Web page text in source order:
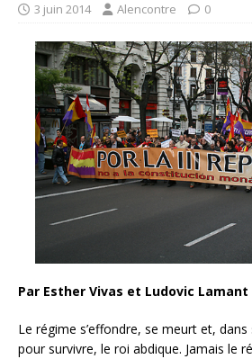
3 juin 2014 Alencontre 0
Par Esther Vivas et Ludovic Lamant
Le régime s’effondre, se meurt et,
pour survivre, le roi abdique. Jamais le